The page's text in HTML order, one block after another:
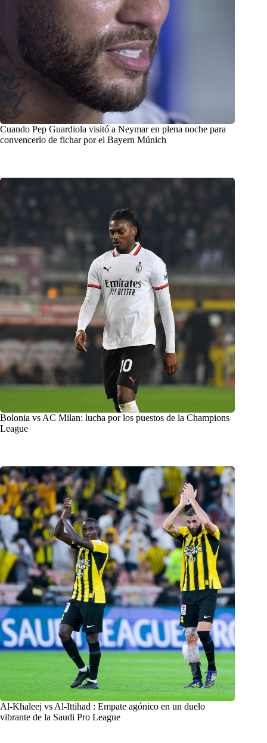
Cuando Pep Guardiola visitó a Neymar en plena noche para
convencerlo de fichar por el Bayern Múnich
Bolonia vs AC Milan: lucha por los puestos de la Champions
League
Al-Khaleej vs Al-Ittihad : Empate agónico en un duelo
vibrante de la Saudi Pro League